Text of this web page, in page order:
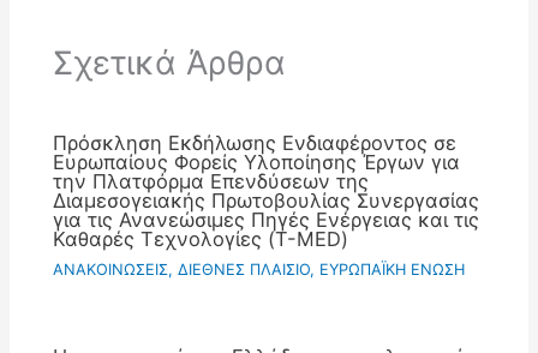
Σχετικά Άρθρα
Πρόσκληση Εκδήλωσης Ενδιαφέροντος σε
Ευρωπαίους Φορείς Υλοποίησης Έργων για
την Πλατφόρμα Επενδύσεων της
Διαμεσογειακής Πρωτοβουλίας Συνεργασίας
για τις Ανανεώσιμες Πηγές Ενέργειας και τις
Καθαρές Τεχνολογίες (T-MED)
ΑΝΑΚΟΙΝΩΣΕΙΣ,ΔΙΕΘΝΕΣ ΠΛΑΙΣΙΟ, ΕΥΡΩΠΑΪΚΗ ΕΝΩΣΗ